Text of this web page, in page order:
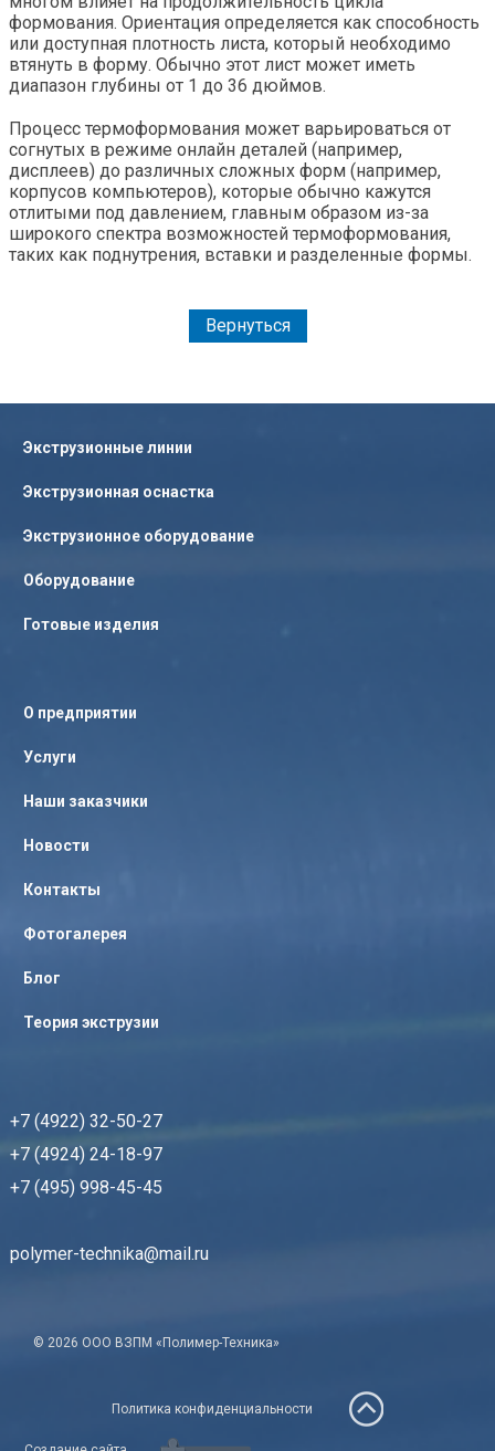
формования. Ориентация определяется как способность
или доступная плотность листа, который необходимо
втянуть в форму. Обычно этот лист может иметь
диапазон глубины от 1 до 36 дюймов.
Процесс термоформования может варьироваться от
согнутых в режиме онлайн деталей (например,
дисплеев) до различных сложных форм (например,
корпусов компьютеров), которые обычно кажутся
отлитыми под давлением, главным образом из-за
широкого спектра возможностей термоформования,
таких как поднутрения, вставки и разделенные формы.
Вернуться
Экструзионные линии
Экструзионная оснастка
Экструзионное оборудование
Оборудование
Готовые изделия
О предприятии
Услуги
Наши заказчики
Новости
Контакты
Фотогалерея
Блог
Теория экструзии
+7 (4922) 32-50-27
+7 (4924) 24-18-97
+7 (495) 998-45-45
polymer-technika@mail.ru
© 2026 ООО ВЗПМ «Полимер-Техника»
Политика конфиденциальности